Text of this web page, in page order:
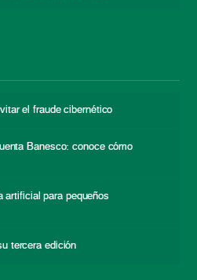
el fraude cibernético
Banesco: conoce cómo
artificial para pequeños
tercera edición